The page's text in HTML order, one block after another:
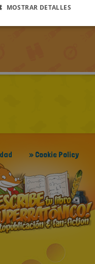
» Cookie Policy
MOSTRAR DETALLES